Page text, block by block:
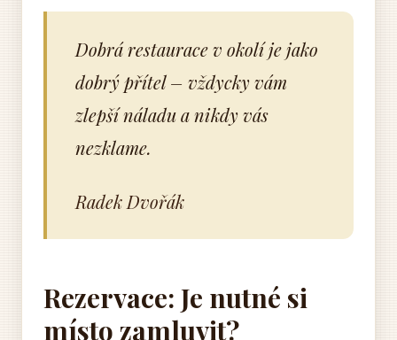
Dobrá restaurace v okolí je jako
dobrý přítel – vždycky vám
zlepší náladu a nikdy vás
nezklame.
Radek Dvořák
Rezervace: Je nutné si
místo zamluvit?